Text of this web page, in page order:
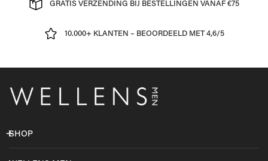
GRATIS VERZENDING BIJ BESTELLINGEN VANAF €75
10.000+ KLANTEN – BEOORDEELD MET 4,6/5
SHOP